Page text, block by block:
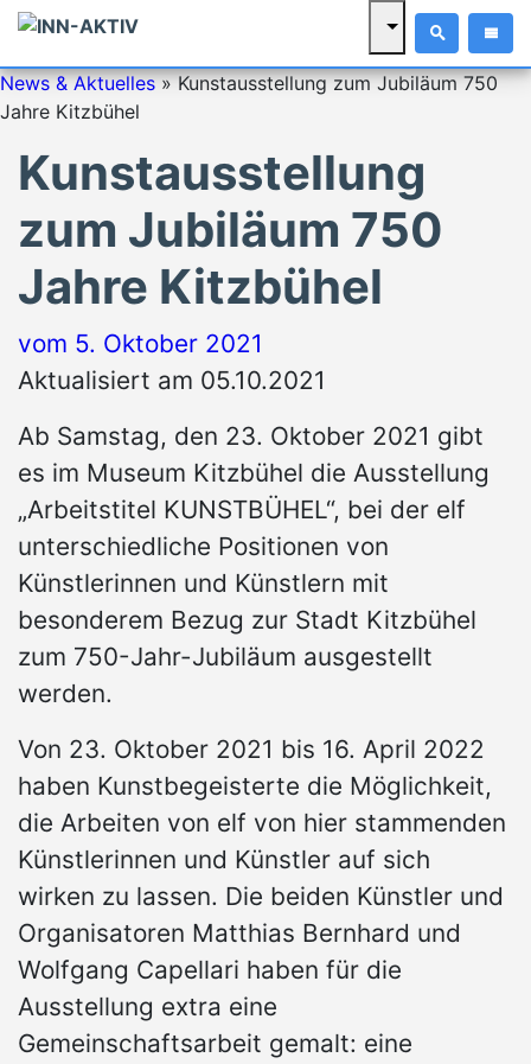
News & Aktuelles»Kunstausstellung zum Jubiläum 750
Jahre Kitzbühel
Kunstausstellung
zum Jubiläum 750
Jahre Kitzbühel
vom 5. Oktober 2021
Aktualisiert am 05.10.2021
Ab Samstag, den 23. Oktober 2021 gibt
es im Museum Kitzbühel die Ausstellung
„Arbeitstitel KUNSTBÜHEL“, bei der elf
unterschiedliche Positionen von
Künstlerinnen und Künstlern mit
besonderem Bezug zur Stadt Kitzbühel
zum 750-Jahr-Jubiläum ausgestellt
werden.
Von 23. Oktober 2021 bis 16. April 2022
haben Kunstbegeisterte die Möglichkeit,
die Arbeiten von elf von hier stammenden
Künstlerinnen und Künstler auf sich
wirken zu lassen. Die beiden Künstler und
Organisatoren Matthias Bernhard und
Wolfgang Capellari haben für die
Ausstellung extra eine
Gemeinschaftsarbeit gemalt: eine